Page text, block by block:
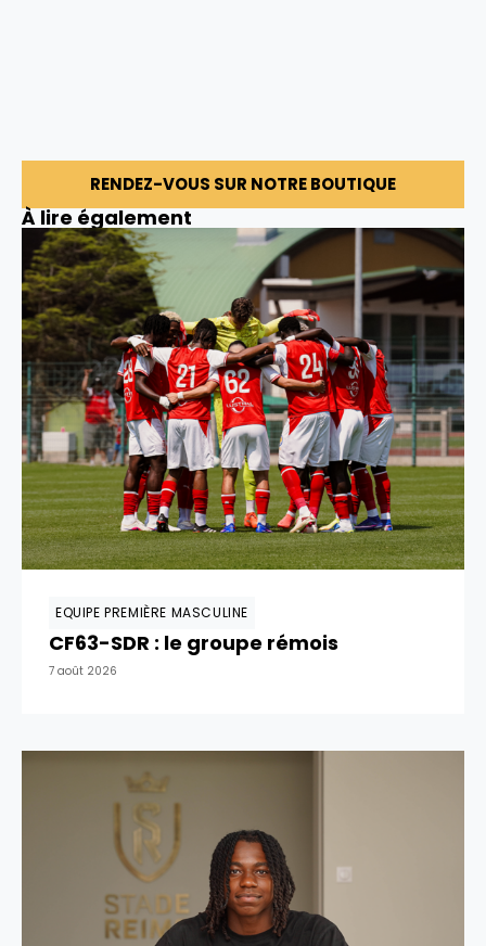
RENDEZ-VOUS SUR NOTRE BOUTIQUE
À lire également
EQUIPE PREMIÈRE MASCULINE
CF63-SDR : le groupe rémois
7 août 2026